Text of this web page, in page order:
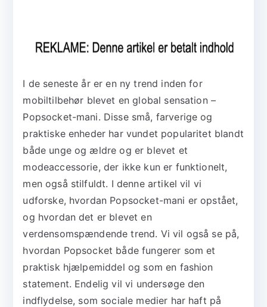
I de seneste år er en ny trend inden for
mobiltilbehør blevet en global sensation –
Popsocket-mani. Disse små, farverige og
praktiske enheder har vundet popularitet blandt
både unge og ældre og er blevet et
modeaccessorie, der ikke kun er funktionelt,
men også stilfuldt. I denne artikel vil vi
udforske, hvordan Popsocket-mani er opstået,
og hvordan det er blevet en
verdensomspændende trend. Vi vil også se på,
hvordan Popsocket både fungerer som et
praktisk hjælpemiddel og som en fashion
statement. Endelig vil vi undersøge den
indflydelse, som sociale medier har haft på